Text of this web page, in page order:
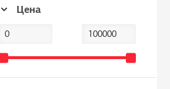
Цена